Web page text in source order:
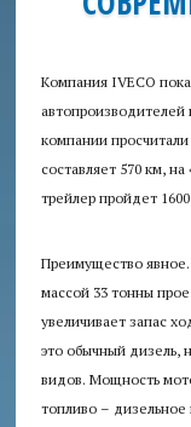
безопасности
Консультация
юриста
Компания IVECO
автопроизводителей
компании
составляет 570 км,
трейлер пройдет
Преимущество
массой 33 тонны
увеличивает запас
это обычный дизель,
видов. Мощность
топливо – дизельное